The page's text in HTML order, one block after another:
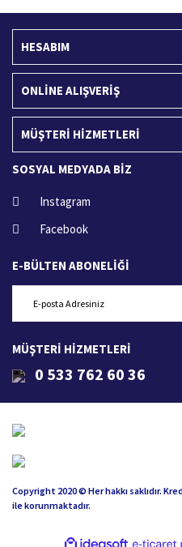
HESABIM
ONLİNE ALIŞVERİŞ
MÜŞTERİ HİZMETLERİ
SOSYAL MEDYADA BİZ
Instagram
Facebook
E-BÜLTEN ABONELİĞİ
MÜŞTERİ HİZMETLERİ
0 533 762 60 36
Copyright 2020 © Her hakkı saklıdır.
ile korunmaktadır.
ideasoft